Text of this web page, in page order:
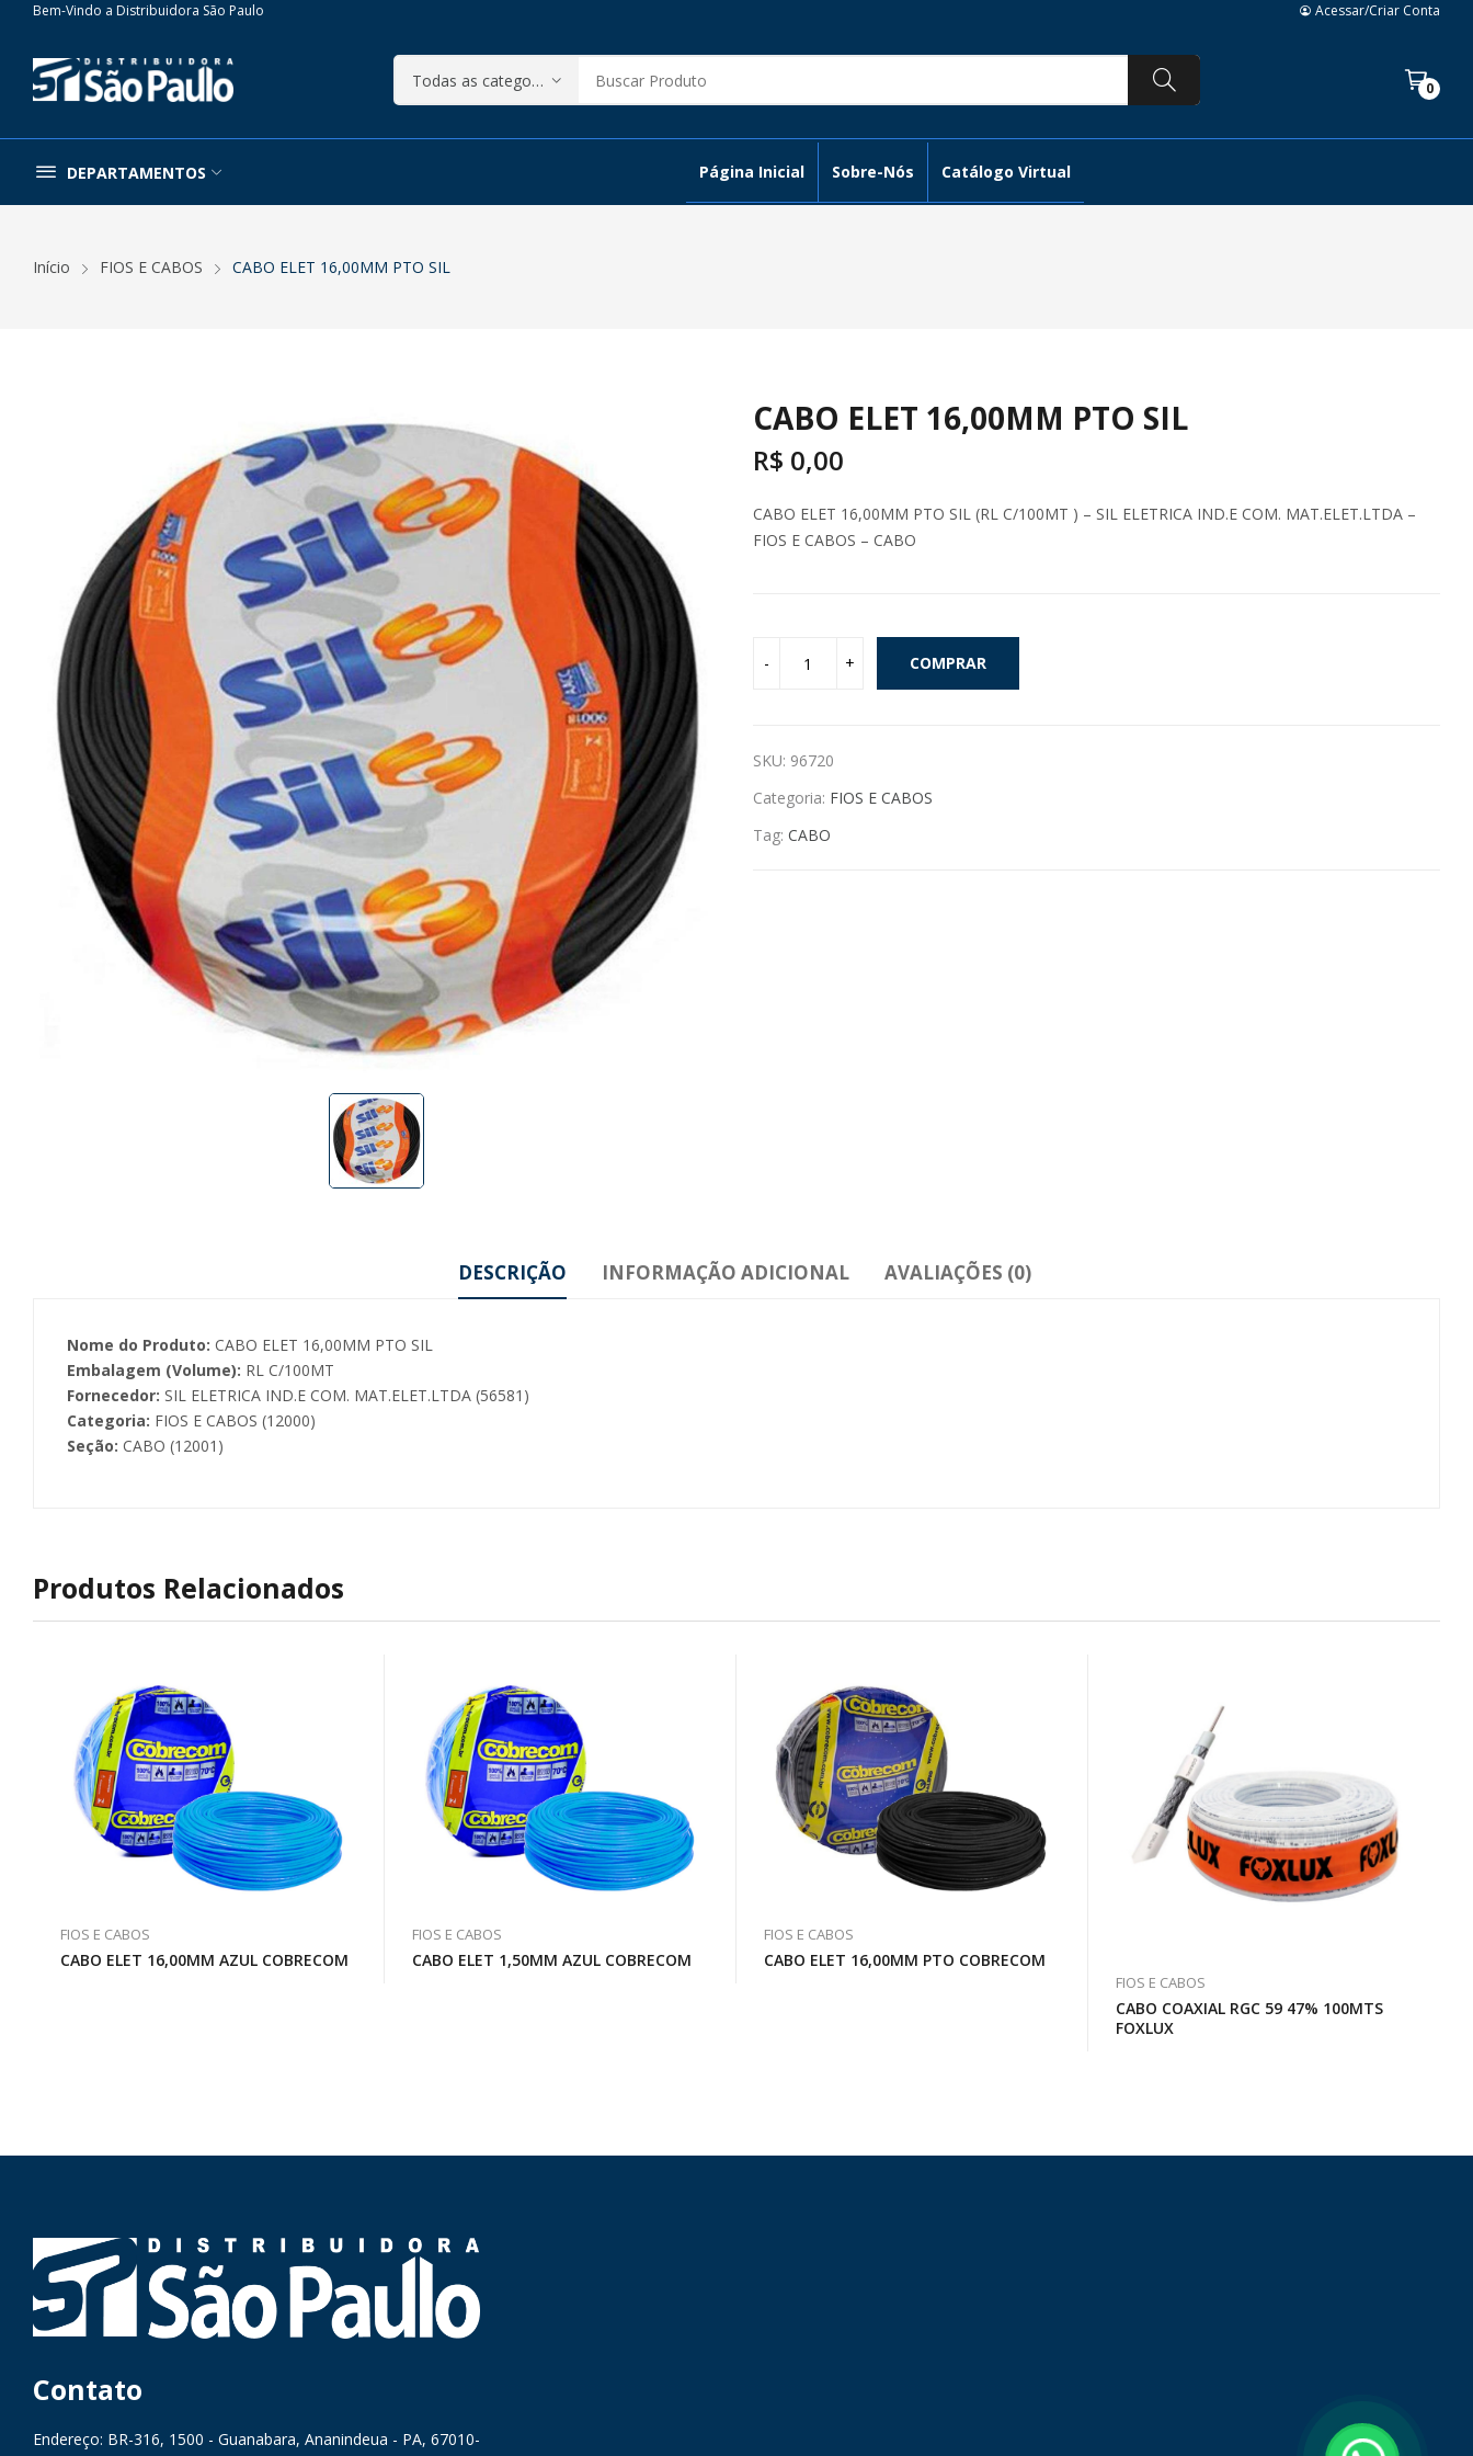
Bem-Vindo a Distribuidora São Paulo Acessar/Criar Conta
0
DEPARTAMENTOS Página Inicial Sobre-Nós Catálogo Virtual
Início FIOS E CABOS CABO ELET 16,00MM PTO SIL
CABO ELET 16,00MM PTO SIL
R$ 0,00
CABO ELET 16,00MM PTO SIL (RL C/100MT ) – SIL ELETRICA IND.E COM. MAT.ELET.LTDA –
FIOS E CABOS – CABO
COMPRAR
SKU: 96720
Categoria: FIOS E CABOS
Tag: CABO
DESCRIÇÃO INFORMAÇÃO ADICIONAL AVALIAÇÕES (0)
Nome do Produto: CABO ELET 16,00MM PTO SIL
Embalagem (Volume): RL C/100MT
Fornecedor: SIL ELETRICA IND.E COM. MAT.ELET.LTDA (56581)
Categoria: FIOS E CABOS (12000)
Seção: CABO (12001)
Produtos Relacionados
FIOS E CABOS
CABO ELET 16,00MM AZUL COBRECOM
FIOS E CABOS
CABO ELET 1,50MM AZUL COBRECOM
FIOS E CABOS
CABO ELET 16,00MM PTO COBRECOM
FIOS E CABOS
CABO COAXIAL RGC 59 47% 100MTS
FOXLUX
Contato
Endereço: BR-316, 1500 - Guanabara, Ananindeua - PA, 67010-